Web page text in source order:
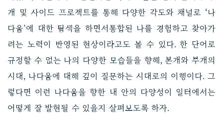
캐 및 사이드 프로젝트를 통해 다양한 각도와 채널로 ‘나
다움’에 대한 탐색을 하면서통합된 나를 경험하고 찾아가
려는 노력이 반영된 현상이라고도 볼 수 있다. 한 단어로
규정할 수 없는 나의 다양한 모습들을 향해, 본캐와 부캐의
시대, 나다움에 대해 깊이 질문하는 시대로의 이행이다. 그
렇다면 이런 나다움을 향한 내 안의 다양성이 일터에서는
어떻게 잘 발현될 수 있을지 살펴보도록 하자.